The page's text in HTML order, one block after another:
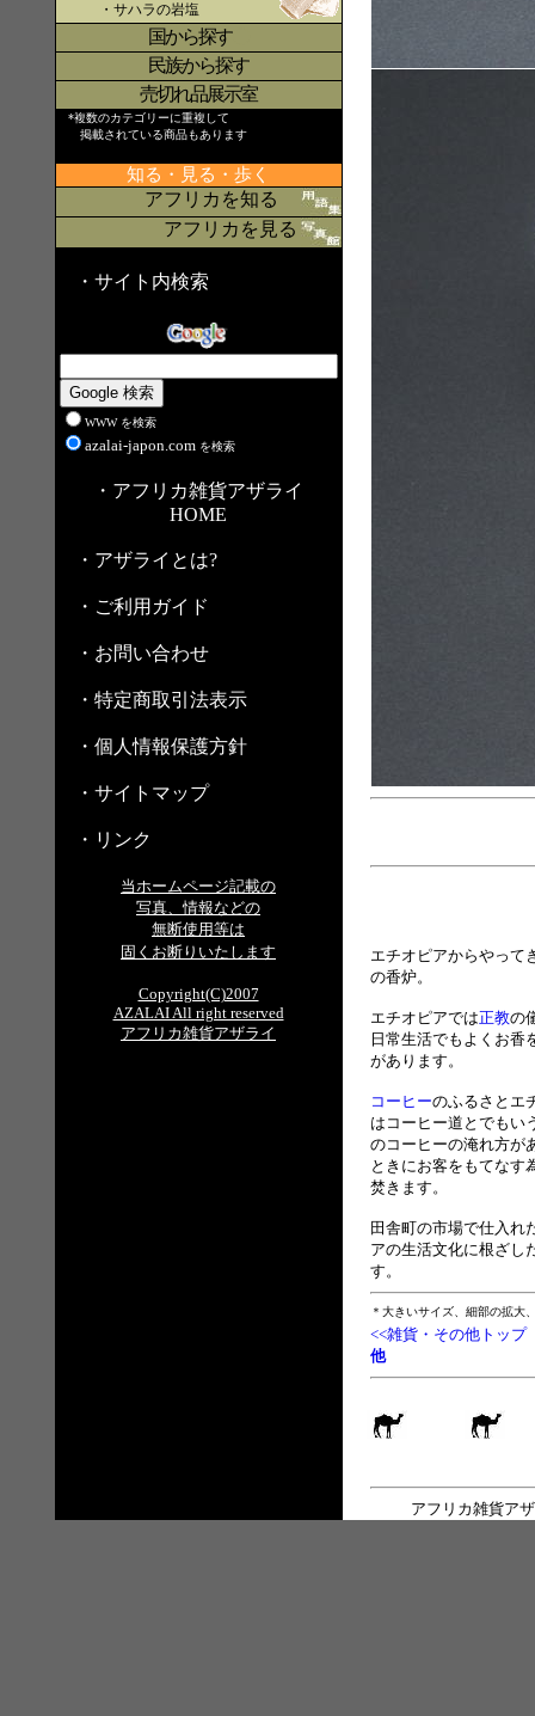
・サハラの岩塩
国から探す〇
民族から探す
売切れ品展示室
*複数のカテゴリーに重複して
掲載されている商品もあります
知る・見る・歩く
アフリカを知る
アフリカを見る
・サイト内検索
WWW を検索
azalai-japon.com を検索
・アフリカ雑貨アザライ
HOME
・アザライとは?
・ご利用ガイド
・お問い合わせ
・特定商取引法表示
・個人情報保護方針
・サイトマップ
・リンク
当ホームページ記載の
写真、情報などの
無断使用等は
固くお断りいたします
Copyright(C)2007
AZALAI All right reserved
アフリカ雑貨アザライ
エチオピアからやって
の香炉。
エチオピアでは正教の
日常生活でもよくお香
があります。
コーヒーのふるさとエ
はコーヒー道とでもい
のコーヒーの淹れ方が
ときにお客をもてなす
焚きます。
田舎町の市場で仕入れ
アの生活文化に根ざし
す。
＊大きいサイズ、細部の拡大
<<雑貨・その他トップ
他
アフリカ雑貨ア